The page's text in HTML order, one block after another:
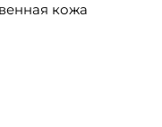
кожа